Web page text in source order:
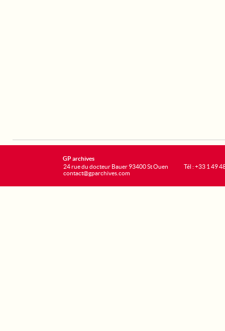
GP archives
24 rue du docteur Bauer 93400 St Ouen
contact@gparchives.com
Tél : +33 1 49